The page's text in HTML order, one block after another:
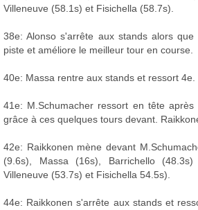
Villeneuve (58.1s) et Fisichella (58.7s).
38e: Alonso s'arrête aux stands alors que
piste et améliore le meilleur tour en course.
40e: Massa rentre aux stands et ressort 4e.
41e: M.Schumacher ressort en tête
grâce à ces quelques tours devant.
42e: Raikkonen mène devant
(9.6s), Massa (16s), Barrichello (48.3s)
Villeneuve (53.7s) et Fisichella 54.5s).
44e: Raikkonen s'arrête aux stands et